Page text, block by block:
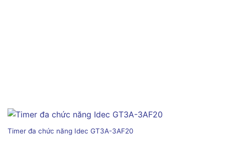
Timer đa chức năng Idec GT3A-3AF20